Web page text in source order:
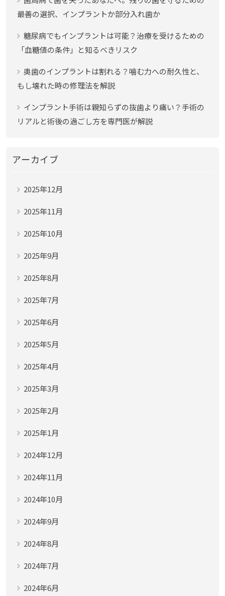
最善の選択、インプラントか部分入れ歯か
糖尿病でもインプラントは可能？治療を受けるための
「血糖値の条件」と知るべきリスク
奥歯のインプラントは割れる？噛む力への耐久性と、
もし壊れた時の修理法を解説
インプラント手術は親知らずの抜歯より痛い？手術の
リアルと術後の過ごし方を専門医が解説
アーカイブ
2025年12月
2025年11月
2025年10月
2025年9月
2025年8月
2025年7月
2025年6月
2025年5月
2025年4月
2025年3月
2025年2月
2025年1月
2024年12月
2024年11月
2024年10月
2024年9月
2024年8月
2024年7月
2024年6月